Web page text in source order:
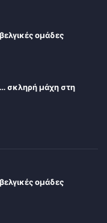
ομάδες
σκληρή μάχη στη
ομάδες